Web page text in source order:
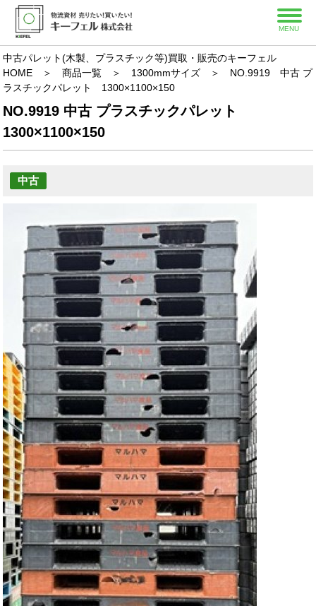
MENU
中古パレット(木製、プラスチック等)買取・販売のキーフェル
HOME ＞商品一覧 ＞ 1300mmサイズ ＞ NO.9919 中古 プ
ラスチックパレット 1300×1100×150
NO.9919 中古 プラスチックパレット
1300×1100×150
中古